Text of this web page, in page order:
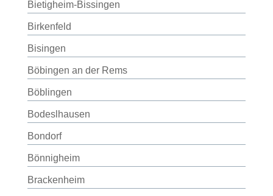
Bietigheim-Bissingen
Birkenfeld
Bisingen
Böbingen an der Rems
Böblingen
Bodeslhausen
Bondorf
Bönnigheim
Brackenheim